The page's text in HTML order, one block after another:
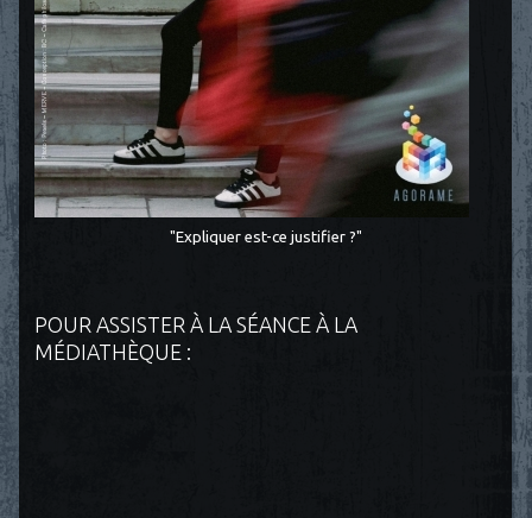
"Expliquer est-ce justifier ?"
POUR ASSISTER À LA SÉANCE À LA
MÉDIATHÈQUE :